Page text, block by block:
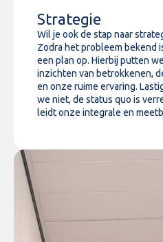
Strategie
Wil je ook de stap naar
Zodra het probleem bekend
een plan op. Hierbij putten
inzichten van betrokkenen,
en onze ruime ervaring.
we niet, de status quo is
leidt onze integrale en